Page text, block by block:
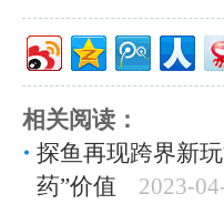
相关阅读：
探鱼再现跨界新
药”价值
2023-